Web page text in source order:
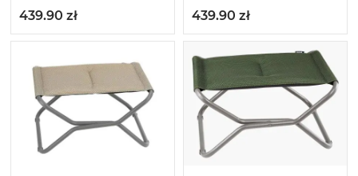
439.90 zł 439.90 zł